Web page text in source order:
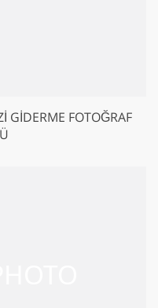
GIDERME FOTOĞRAF